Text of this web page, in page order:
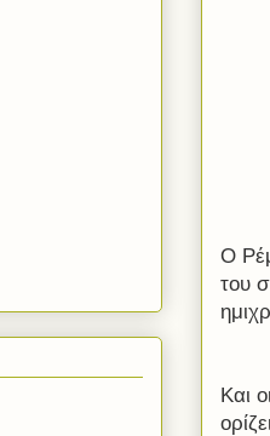
Ο
του
Και